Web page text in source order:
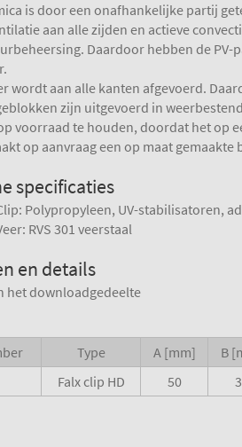
is door een onafhankelijke partij
aan alle zijden en actieve
Daardoor hebben de PV-
wordt aan alle kanten afgevoerd.
zijn uitgevoerd in
voorraad te houden, doordat het op
op aanvraag een op maat
specificaties
Polypropyleen, UV-stabilisatoren,
RVS 301 veerstaal
en details
het downloadgedeelte
Type A [mm] B
Falx clip HD 50